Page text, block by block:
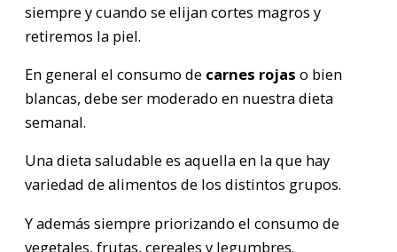
siempre y cuando se elijan cortes magros y
retiremos la piel.
En general el consumo de carnes rojas o bien
blancas, debe ser moderado en nuestra dieta
semanal.
Una dieta saludable es aquella en la que hay
variedad de alimentos de los distintos grupos.
Y además siempre priorizando el consumo de
vegetales, frutas, cereales y legumbres.